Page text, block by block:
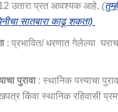
उतारा प्रत आवश्यक आहे. (
सातबारा काढू शकता)
: प्रभावित/ धरणात गेलेल्या
पुरावा : स्थानिक पत्त्याचा
किंवा स्थानिक रहिवासी